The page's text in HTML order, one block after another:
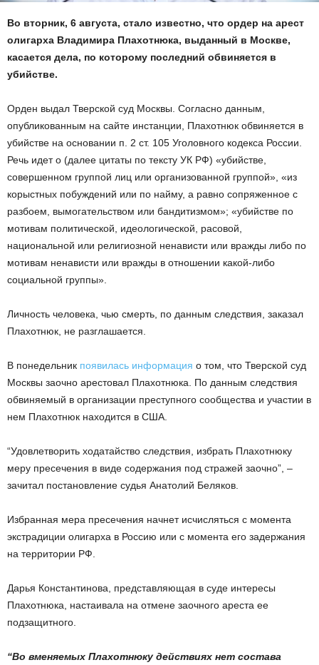
Во вторник, 6 августа, стало известно, что ордер на арест
олигарха Владимира Плахотнюка, выданный в Москве,
касается дела, по которому последний обвиняется в
убийстве.
Орден выдал Тверской суд Москвы. Согласно данным,
опубликованным на сайте инстанции, Плахотнюк обвиняется в
убийстве на основании п. 2 ст. 105 Уголовного кодекса России.
Речь идет о (далее цитаты по тексту УК РФ) «убийстве,
совершенном группой лиц или организованной группой», «из
корыстных побуждений или по найму, а равно сопряженное с
разбоем, вымогательством или бандитизмом»; «убийстве по
мотивам политической, идеологической, расовой,
национальной или религиозной ненависти или вражды либо по
мотивам ненависти или вражды в отношении какой-либо
социальной группы».
Личность человека, чью смерть, по данным следствия, заказал
Плахотнюк, не разглашается.
В понедельник появилась информация о том, что Тверской суд
Москвы заочно арестовал Плахотнюка. По данным следствия
обвиняемый в организации преступного сообщества и участии в
нем Плахотнюк находится в США.
“Удовлетворить ходатайство следствия, избрать Плахотнюку
меру пресечения в виде содержания под стражей заочно”, –
зачитал постановление судья Анатолий Беляков.
Избранная мера пресечения начнет исчисляться с момента
экстрадиции олигарха в Россию или с момента его задержания
на территории РФ.
Дарья Константинова, представляющая в суде интересы
Плахотнюка, настаивала на отмене заочного ареста ее
подзащитного.
“Во вменяемых Плахотнюку действиях нет состава